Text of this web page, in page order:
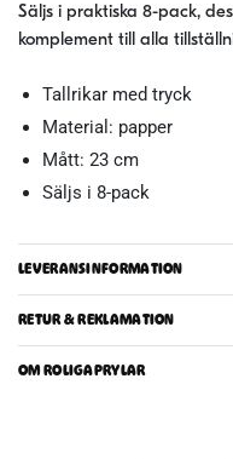
Säljs i praktiska 8-pack,
komplement till alla
Tallrikar med tryck
Material: papper
Mått: 23 cm
Säljs i 8-pack
LEVERANSINFORMATION
RETUR & REKLAMATION
OM ROLIGAPRYLAR